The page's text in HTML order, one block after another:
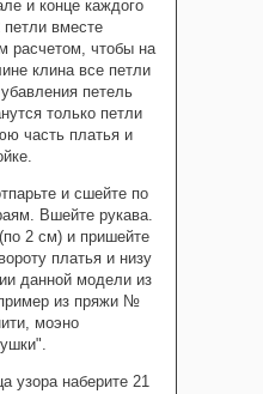
и конце каждого
вместе
расчетом, чтобы на
клина все петли
петель
только петли
часть платья и
и сшейте по
Вшейте рукава.
2 см) и пришейте
платья и низу
данной модели из
из пряжи №
моэно
узора наберите 21